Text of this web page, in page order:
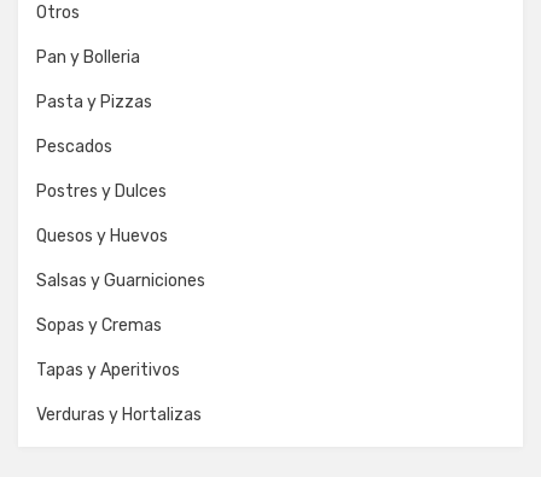
Otros
Pan y Bolleria
Pasta y Pizzas
Pescados
Postres y Dulces
Quesos y Huevos
Salsas y Guarniciones
Sopas y Cremas
Tapas y Aperitivos
Verduras y Hortalizas